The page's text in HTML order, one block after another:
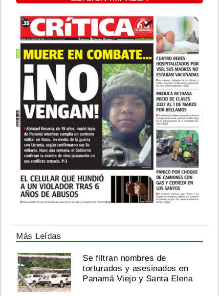
Más Leídas
Se filtran nombres de
torturados y asesinados en
Panamá Viejo y Santa Elena